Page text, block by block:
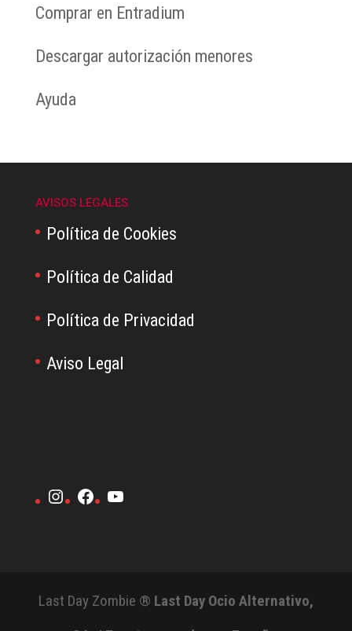
Comprar en Entradium
Descargar autorización menores
Ayuda
AVISOS LEGALES
Política de Cookies
Política de Calidad
Política de Privacidad
Aviso Legal
Instagram
Facebook
YouTube
Last Day Zombie ® Last Day Ocio Alternativo,